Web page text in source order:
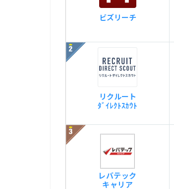
ビズリーチ
リクルート
ﾀﾞｲﾚｸﾄｽｶｳﾄ
レバテック
キャリア